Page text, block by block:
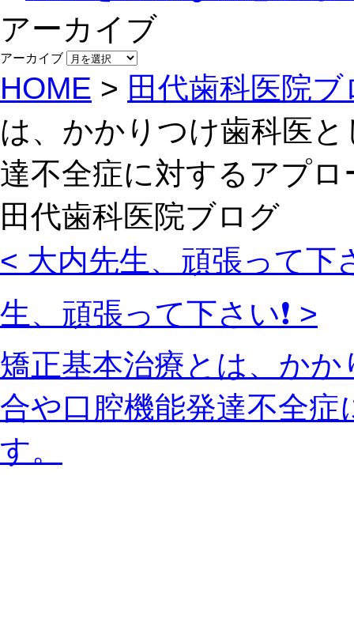
アーカイブ
アーカイブ
HOME > 田代歯科医院ブ
は、かかりつけ歯科医
達不全症に対するアプ
田代歯科医院ブログ
< 大内先生、頑張って下
生、頑張って下さい❗️ >
矯正基本治療とは、か
合や口腔機能発達不全
す。